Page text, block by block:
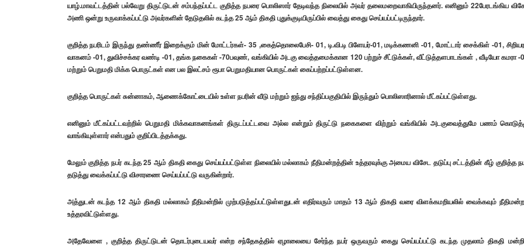
யாழ்.மாவட்டத்தின் பல்வேறு திருட்டுடன் சம்பந்தப்பட்ட குறித்த நபரை பொலிஸார் தேடிவந்த நிலையில் அவர் தலைமறைவாகியிருந்தனர். எனினும் 22பேரடங்கிய
அணி ஒன்று உருவாக்கப்பட்டு அவர்களின் தேடுதலில் கடந்த 25 ஆம் திகதி புதுக்குடியிருப்பில் வைத்து கைது செய்யப்பட்டிருந்தார்.
குறித்த நபரிடம் இருந்து தண்ணீர் இறைக்கும் மின் மோட்டர்கள்- 35 ,கைத்தொலைபேசி- 01, டி.வி.டி பிளேயர்-01, மடிக்கணனி -01, மோட்டார் சைக்கிள் -01,
வாகனம் -01, துவிச்சக்கர வண்டி -01, தங்க நகைகள் -70பவுண், வங்கியில் அடகு வைத்தமைக்கான 120 பற்றுச் சீட்டுக்கள், வீட்டுத்தளபாடங்கள் , வீடியோ கமரா -
மற்றும் பெறுமதி மிக்க பொருட்கள் என பல இலட்சம் ரூபா பெறுமதியான பொருட்கள் கைப்பற்றப்பட்டுள்ளன.
குறித்த பொருட்கள் சுன்னாகம், ஆணைக்கோட்டையில் உள்ள நபரின் வீடு மற்றும் ஐந்து சந்திப்பகுதியில் இருந்தும் பொலிஸாரினால் மீட்கப்பட்டுள்ளது.
எனினும் மீட்கப்பட்டவற்றில் பெறுமதி மிக்கவாகனங்கள் திருடப்பட்டவை அல்ல என்றும் திருட்டு நகைகளை விற்றும் வங்கியில் அடகுவைத்துமே பணம்
வாங்கியுள்ளார் என்பதும் குறிப்பிடத்தக்கது.
மேலும் குறித்த நபர் கடந்த 25 ஆம் திகதி கைது செய்யப்பட்டுள்ள நிலையில் மல்லாகம் நீதிமன்றத்தின் உத்தரவுக்கு அமைய விசேட தடுப்பு சட்டத்தின் கீழ் குறித்த
தடுத்து வைக்கப்பட்டு விசாரணை செய்யப்பட்டு வருகின்றார்.
அத்துடன் கடந்த 12 ஆம் திகதி மல்லாகம் நீதிமன்றில் முற்படுத்தப்பட்டுள்ளதுடன் எதிர்வரும் மாதம் 13 ஆம் திகதி வரை விளக்கமறியலில் வைக்கவும்
உத்தரவிட்டுள்ளது.
அதேவேளை , குறித்த திருட்டுடன் தொடர்புடையவர் என்ற சந்தேகத்தில் ஏழாலையை சேர்ந்த நபர் ஒருவரும் கைது செய்யப்பட்டு கடந்த முதலாம் திகதி